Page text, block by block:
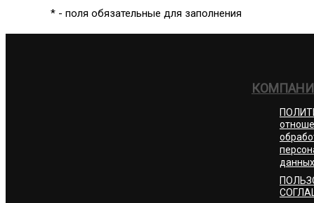
* - поля обязательные для заполнения
данных